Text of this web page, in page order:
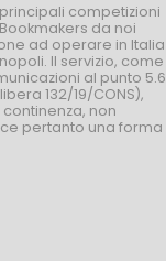
competizioni
da noi
ad operare in Italia
Il servizio, come
al punto 5.6
132/19/CONS),
non
pertanto una forma